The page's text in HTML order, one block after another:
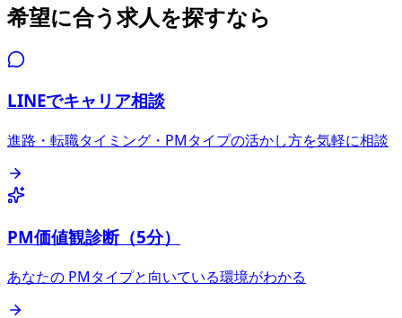
希望に合う求人を探すなら
LINEでキャリア相談
進路・転職タイミング・PMタイプの活かし方を気軽に相談
PM価値観診断（5分）
あなたの PMタイプと向いている環境がわかる